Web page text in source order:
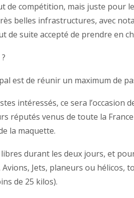
de compétition, mais juste pour
belles infrastructures, avec
de suite accepté de prendre en
est de réunir un maximum de
intéressés, ce sera
réputés venus de toute la
la maquette.
durant les deux jours, et
Jets, planeurs ou hélicos,
de 25 kilos).